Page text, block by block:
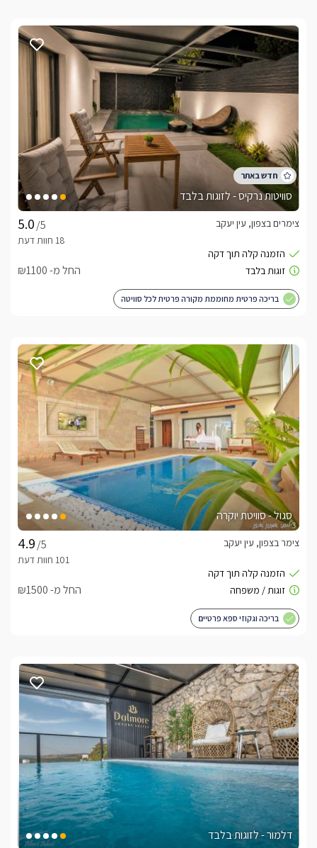
סוויטות נרקיס - לזוגות בלבד
/5
צימרים בצפון, עין יעקב
החל מ- ₪1100
בריכה פרטית מחוממת מקורה פרטית לכל סוויטה
סגול - סוויטת יוקרה
/5
צימר בצפון, עין יעקב
החל מ- ₪1500
בריכה וגקוזי ספא פרטיים
דלמור - לזוגות בלבד